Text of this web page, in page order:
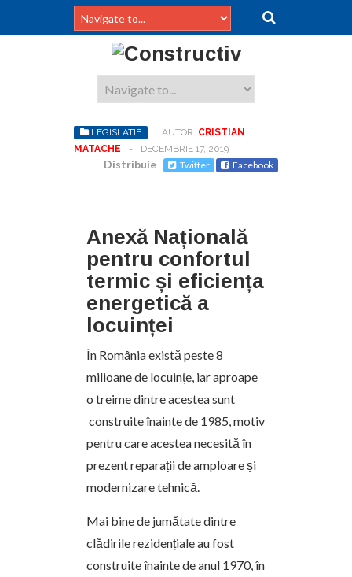
LEGISLATIE AUTOR: CRISTIAN
MATACHE
- DECEMBRIE 17, 2019
Distribuie Twitter Facebook
Anexă Națională
pentru confortul
termic și eficiența
energetică a
locuinței
În România există peste 8
milioane de locuințe, iar aproape
o treime dintre acestea sunt
construite înainte de 1985, motiv
pentru care acestea necesită în
prezent reparații de amploare și
modernizare tehnică.
Mai bine de jumătate dintre
clădirile rezidențiale au fost
construite înainte de anul 1970, în